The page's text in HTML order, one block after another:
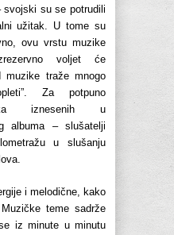
svojski su se potrudili
užitak. U tome su
ovu vrstu muzike
voljet će
muzike traže mnogo
Za potpuno
iznesenih u
albuma – slušatelji
u slušanju
i melodične, kako
teme sadrže
iz minute u minutu